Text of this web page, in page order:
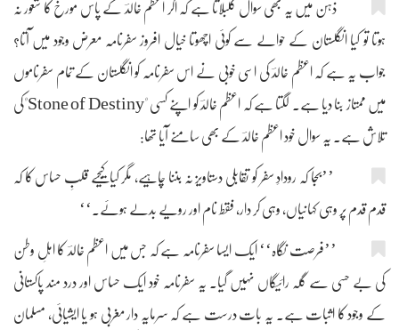
ذہن میں یہ بھی سوال کلبلاتا ہے کہ اگر اعظم خالدؔ کے پاس مورخ کا شعور نہ
ہوتا تو کیا انگلستان کے حوالے سے کوئی اچھوتا خیال افروز سفرنامہ معرض وجود میں آتا؟
جواب یہ ہے کہ اعظم خالدؔ کی اسی خوبی نے اس سفرنامہ کو انگلستان کے تمام سفرناموں
میں ممتاز بنا دیا ہے۔ لگتا ہے کہ اعظم خالدؔ کو اپنے کسی "Stone of Destiny"کی
تلاش ہے۔ یہ سوال خود اعظم خالدؔ کے بھی سامنے آیا تھا:
’’بجا کہ رودادِ سفر کو تقابلی دستاویز نہ بننا چاہیے، مگر کیا کیجیے قلبِ حساس کا کہ
قدم قدم پر وہی کہانیاں، وہی کر دار، فقط نام اور رویے بدلے ہوئے۔‘‘
’’فرصت نگاہ‘‘ ایک ایسا سفرنامہ ہے کہ جس میں اعظم خالدؔ کا اہلِ وطن
کی بے حسی سے گلہ رائیگاں نہیں گیا۔ یہ سفرنامہ خود ایک حساس اور درد مند پاکستانی
کے وجود کا اثبات ہے۔ یہ بات درست ہے کہ سرمایہ دار مغربی ہو یا ایشیائی، مسلمان